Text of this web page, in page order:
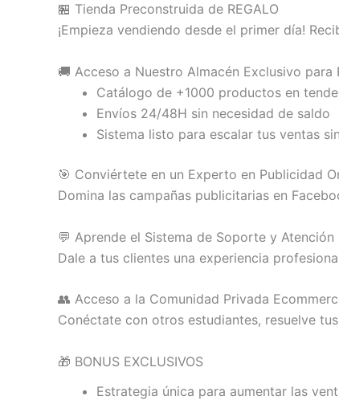
🏪 Tienda Preconstruida de REGALO
¡Empieza vendiendo desde el primer día!
🚚 Acceso a Nuestro Almacén Exclusivo para
Catálogo de +1000 productos en
Envíos 24/48H sin necesidad de saldo
Sistema listo para escalar tus ventas
🎯 Conviértete en un Experto en Publicidad
Domina las campañas publicitarias en
💬 Aprende el Sistema de Soporte y Atención
Dale a tus clientes una experiencia
👥 Acceso a la Comunidad Privada
Conéctate con otros estudiantes, resuelve
🎁 BONUS EXCLUSIVOS
Estrategia única para aumentar las